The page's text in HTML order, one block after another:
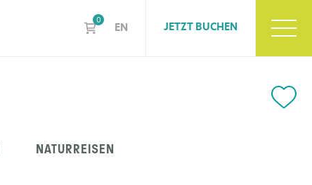
0
EN JETZT BUCHEN
NATURREISEN